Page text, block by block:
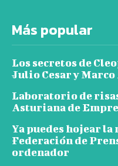
Más popular
Los secretos de
Julio Cesar y
Laboratorio de
Asturiana de
Ya puedes hojear
Federación de
ordenador